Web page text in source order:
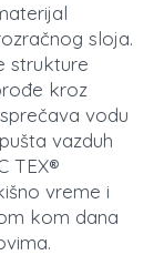
sloja.
strukture
kroz
vodu
vazduh
TEX®
vreme i
kom dana